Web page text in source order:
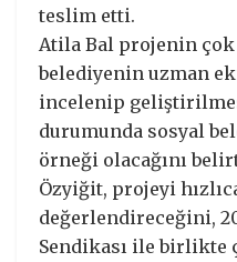
teslim etti.
Atila Bal projenin
belediyenin uzman
incelenip
durumunda sosyal
örneği olacağını
Özyiğit, projeyi
değerlendireceğini,
Sendikası ile birlikte